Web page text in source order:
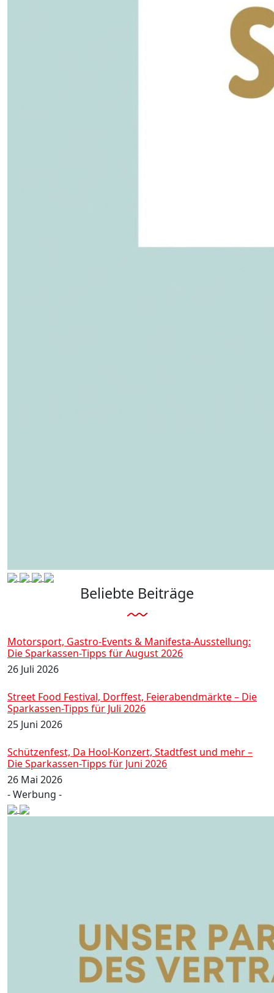
Beliebte Beiträge
Motorsport, Gastro-Events & Manifesta-Ausstellung:
Die Sparkassen-Tipps für August 2026
26 Juli 2026
Street Food Festival, Dorffest, Feierabendmärkte – Die
Sparkassen-Tipps für Juli 2026
25 Juni 2026
Schützenfest, Da Hool-Konzert, Stadtfest und mehr –
Die Sparkassen-Tipps für Juni 2026
26 Mai 2026
- Werbung -